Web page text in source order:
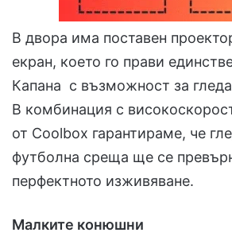
В двора има поставен
екран, което го прави
Капана с възможност за
В комбинация с
от Coolbox гарантираме, че
футболна среща ще се
перфектното изживяване.
Малките конюшни